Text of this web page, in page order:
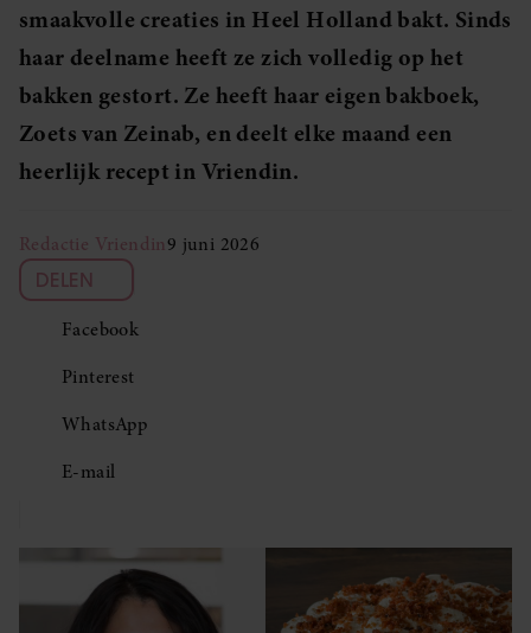
smaakvolle creaties in Heel Holland bakt. Sinds
haar deelname heeft ze zich volledig op het
bakken gestort. Ze heeft haar eigen bakboek,
Zoets van Zeinab, en deelt elke maand een
heerlijk recept in Vriendin.
Redactie Vriendin9 juni 2026
DELEN
Facebook
Pinterest
WhatsApp
E-mail